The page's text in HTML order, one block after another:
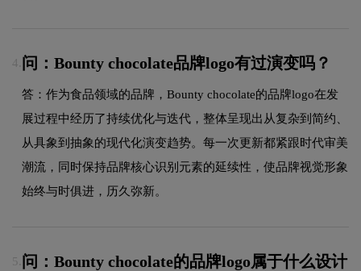
4. 问：Bounty chocolate品牌logo有过演变吗？
答：作为食品领域的品牌，Bounty chocolate的品牌logo在发
展过程中经历了持续优化与迭代，整体呈现出从复杂到简约、
从具象到抽象的现代化演变趋势。每一次更新都紧跟时代审美
潮流，同时保持品牌核心识别元素的延续性，使品牌视觉形象
始终与时俱进，历久弥新。
5. 问：Bounty chocolate的品牌logo属于什么设计